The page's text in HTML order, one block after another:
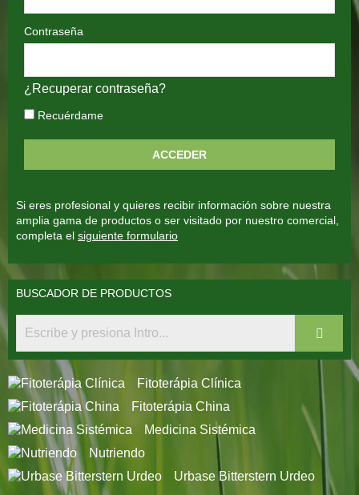
Contraseña
¿Recuperar contraseña?
Recuérdame
Si eres profesional y quieres recibir información sobre nuestra
amplia gama de productos o ser visitado por nuestro comercial,
completa el siguiente formulario
BUSCADOR DE PRODUCTOS
Fitoterápia Clínica
Fitoterápia China
Medicina Sistémica
Nutriendo
Urbase Bitterstern Urdeo